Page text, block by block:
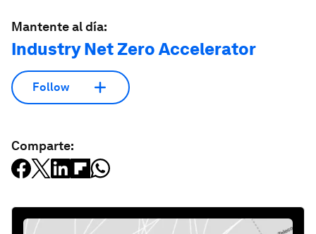
Mantente al día:
Industry Net Zero Accelerator
Follow
Comparte: